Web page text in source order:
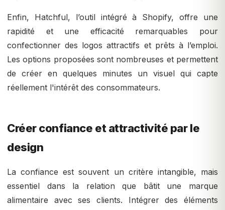
Enfin, Hatchful, l’outil intégré à Shopify, offre une
rapidité et une efficacité remarquables pour
confectionner des logos attractifs et prêts à l’emploi.
Les options proposées sont nombreuses et permettent
de créer en quelques minutes un visuel qui capte
réellement l'intérêt des consommateurs.
Créer confiance et attractivité par le
design
La confiance est souvent un critère intangible, mais
essentiel dans la relation que bâtit une marque
alimentaire avec ses clients. Intégrer des éléments